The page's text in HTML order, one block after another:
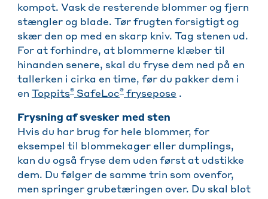
kompot. Vask de resterende blommer og fjern
stængler og blade. Tør frugten forsigtigt og
skær den op med en skarp kniv. Tag stenen ud.
For at forhindre, at blommerne klæber til
hinanden senere, skal du fryse dem ned på en
tallerken i cirka en time, før du pakker dem i
en
Toppits® SafeLoc® frysepose .
Frysning af svesker med sten
Hvis du har brug for hele blommer, for
eksempel til blommekager eller dumplings,
kan du også fryse dem uden først at udstikke
dem. Du følger de samme trin som ovenfor,
men springer grubetæringen over. Du skal blot